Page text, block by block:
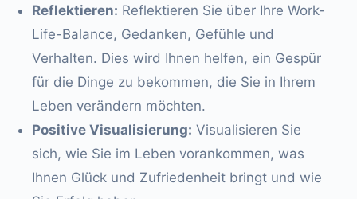
Reflektieren: Reflektieren Sie über Ihre Work-
Life-Balance, Gedanken, Gefühle und
Verhalten. Dies wird Ihnen helfen, ein Gespür
für die Dinge zu bekommen, die Sie in Ihrem
Leben verändern möchten.
Positive Visualisierung: Visualisieren Sie
sich, wie Sie im Leben vorankommen, was
Ihnen Glück und Zufriedenheit bringt und wie